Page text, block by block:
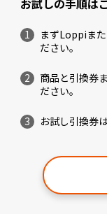
お試しの手順は
まずLoppiま
ださい。
商品と引換券
ださい。
お試し引換券